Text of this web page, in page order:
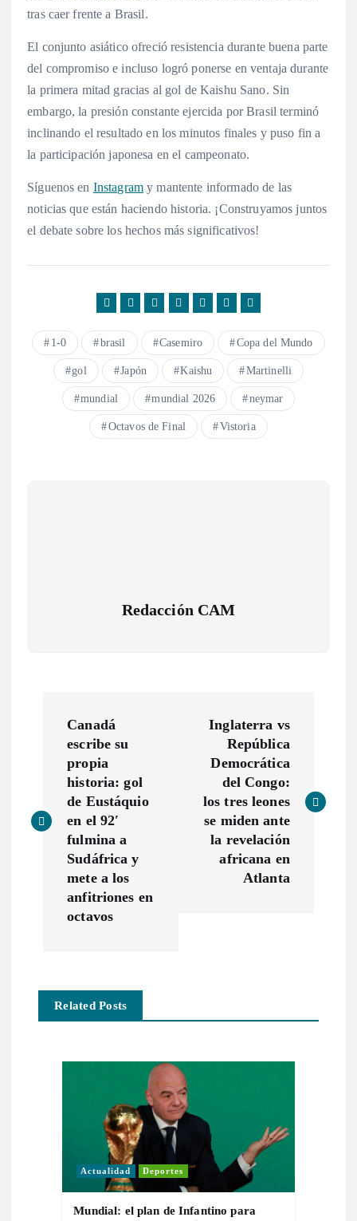
tras caer frente a Brasil.
El conjunto asiático ofreció resistencia durante buena parte
del compromiso e incluso logró ponerse en ventaja durante
la primera mitad gracias al gol de Kaishu Sano. Sin
embargo, la presión constante ejercida por Brasil terminó
inclinando el resultado en los minutos finales y puso fin a
la participación japonesa en el campeonato.
Síguenos en Instagram y mantente informado de las
noticias que están haciendo historia. ¡Construyamos juntos
el debate sobre los hechos más significativos!
1-0 brasil Casemiro Copa del Mundo
gol Japón Kaishu Martinelli
mundial mundial 2026 neymar
Octavos de Final Vistoria
Redacción CAM
e
ó
Canadá
escribe su
propia
historia: gol
de Eustáquio
en el 92′
fulmina a
Sudáfrica y
mete a los
anfitriones en
octavos
Inglaterra vs
República
Democrática
del Congo:
los tres leones
se miden ante
la revelación
africana en
Atlanta
Related Posts
Actualidad Deportes
Mundial: el plan de Infantino para